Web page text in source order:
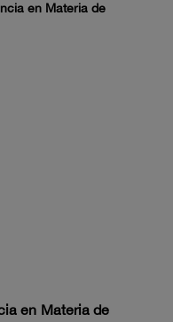
en Materia de
en Materia de